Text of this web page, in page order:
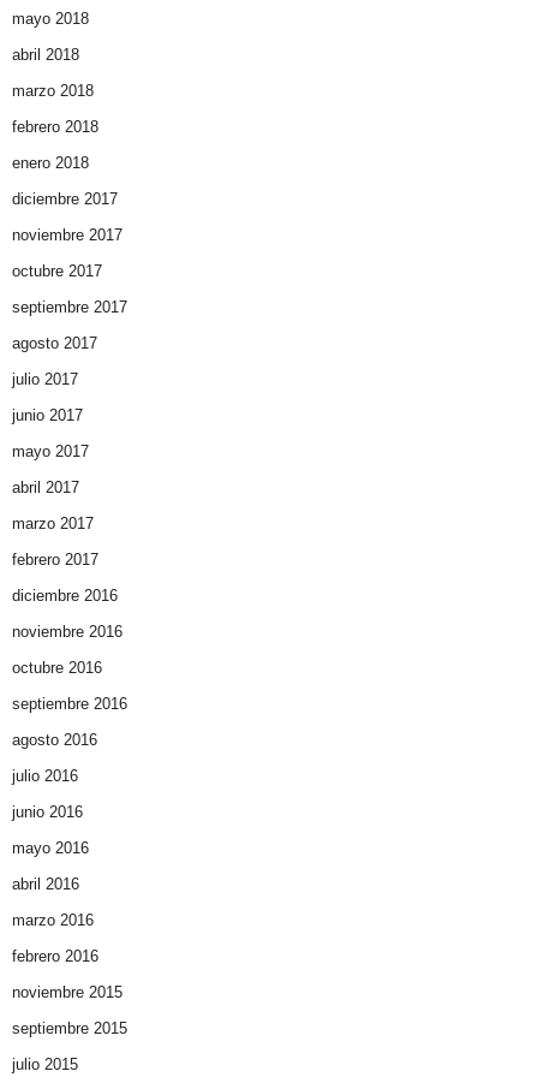
mayo 2018
abril 2018
marzo 2018
febrero 2018
enero 2018
diciembre 2017
noviembre 2017
octubre 2017
septiembre 2017
agosto 2017
julio 2017
junio 2017
mayo 2017
abril 2017
marzo 2017
febrero 2017
diciembre 2016
noviembre 2016
octubre 2016
septiembre 2016
agosto 2016
julio 2016
junio 2016
mayo 2016
abril 2016
marzo 2016
febrero 2016
noviembre 2015
septiembre 2015
julio 2015